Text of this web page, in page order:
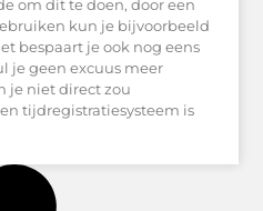
om dit te doen, door een
kun je bijvoorbeeld
bespaart je ook nog eens
je geen excuus meer
je niet direct zou
tijdregistratiesysteem is